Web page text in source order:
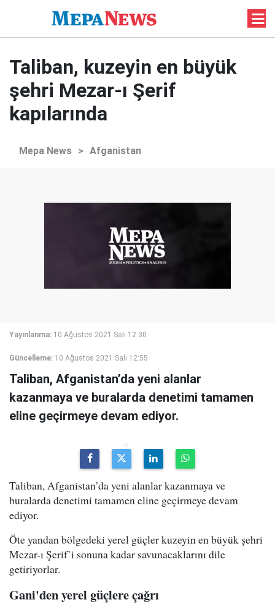
Taliban, kuzeyin en büyük
şehri Mezar-ı Şerif
kapılarında
Mepa News > Afganistan
Yayınlanma: 10 Ağustos 2021 Salı 12:30
Güncelleme: 10 Ağustos 2021 Salı 12:55
Taliban, Afganistan’da yeni alanlar
kazanmaya ve buralarda denetimi tamamen
eline geçirmeye devam ediyor.
Taliban, Afganistan’da yeni alanlar kazanmaya ve
buralarda denetimi tamamen eline geçirmeye devam
ediyor.
Öte yandan bölgedeki yerel güçler kuzeyin en büyük şehri
Mezar-ı Şerif’i sonuna kadar savunacaklarını dile
getiriyorlar.
Gani'den yerel güçlere çağrı